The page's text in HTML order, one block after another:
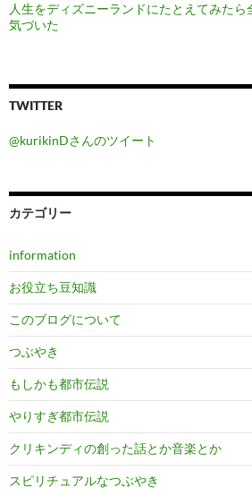
人生をディズニーランドにたとえてみた
気づいた
TWITTER
@kurikinDさんのツイート
カテゴリー
information
お役立ち豆知識
このブログについて
つぶやき
もしかも都市伝説
やりすぎ都市伝説
クリキンディの創った話とか音楽とか
スピリチュアルなつぶやき